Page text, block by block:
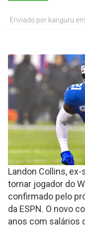
Enviado por kanguru
Landon Collins,
tornar jogador do
confirmado pelo
da ESPN. O novo
anos com salários